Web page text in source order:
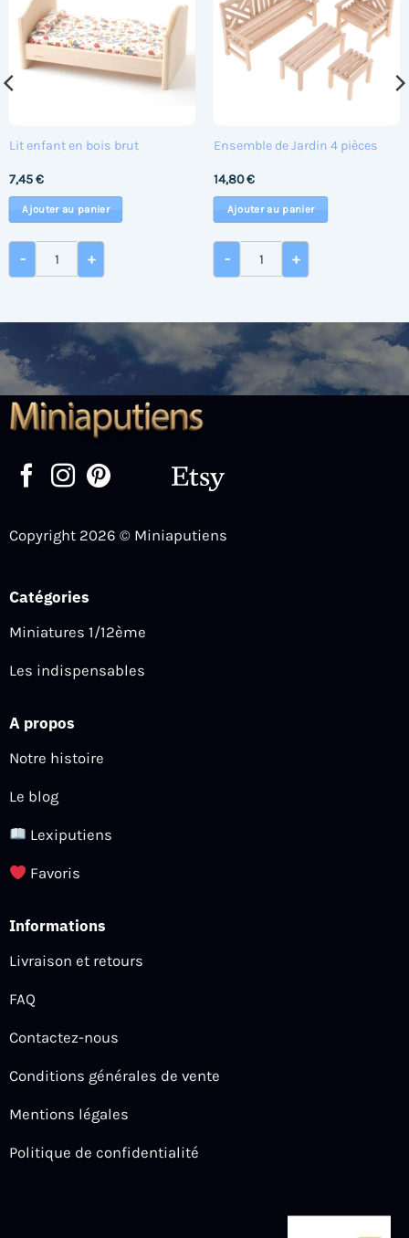
Lit enfant en bois brut
7,45€
Ajouter au panier
-
quantité de Lit enfant en bois brut
+
Ensemble de Jardin 4 pièces
14,80€
Ajouter au panier
-
quantité de Ensemble de
+
3 tiroirs
Copyright 2026 © Miniaputiens
Catégories
Miniatures 1/12ème
Les indispensables
A propos
Notre histoire
Le blog
Lexiputiens
Favoris
Informations
Livraison et retours
FAQ
Contactez-nous
Conditions générales de vente
Mentions légales
Politique de confidentialité